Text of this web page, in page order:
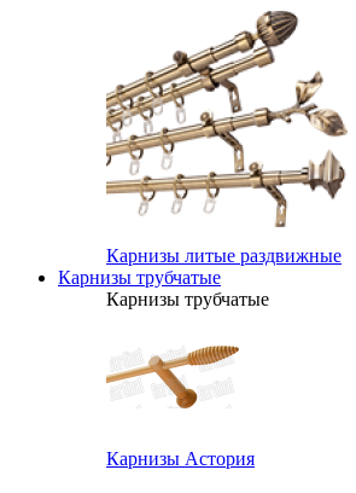
Карнизы литые раздвижные
Карнизы трубчатые
Карнизы трубчатые
Карнизы Астория